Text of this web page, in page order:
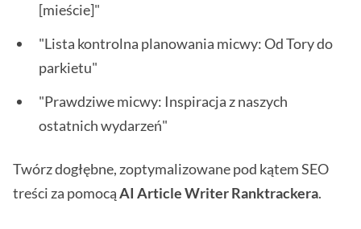
[mieście]"
"Lista kontrolna planowania micwy: Od Tory do
parkietu"
"Prawdziwe micwy: Inspiracja z naszych
ostatnich wydarzeń"
Twórz dogłębne, zoptymalizowane pod kątem SEO
treści za pomocąAI Article Writer Ranktrackera.